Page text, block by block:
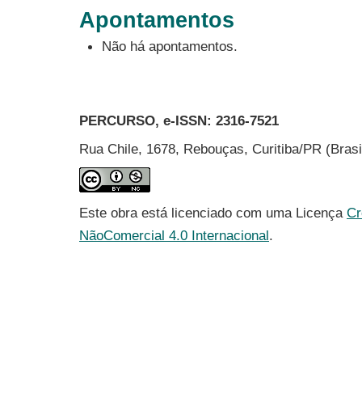
Apontamentos
Não há apontamentos.
PERCURSO, e-ISSN: 2316-7521
Rua Chile, 1678, Rebouças, Curitiba/PR
Este obra está licenciado com uma Licença
NãoComercial 4.0 Internacional.